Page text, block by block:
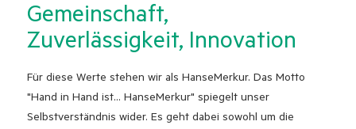
Gemeinschaft,
Zuverlässigkeit, Innovation
Für diese Werte stehen wir als HanseMerkur. Das Motto
"Hand in Hand ist... HanseMerkur" spiegelt unser
Selbstverständnis wider. Es geht dabei sowohl um die